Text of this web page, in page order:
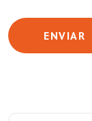
ENVIAR